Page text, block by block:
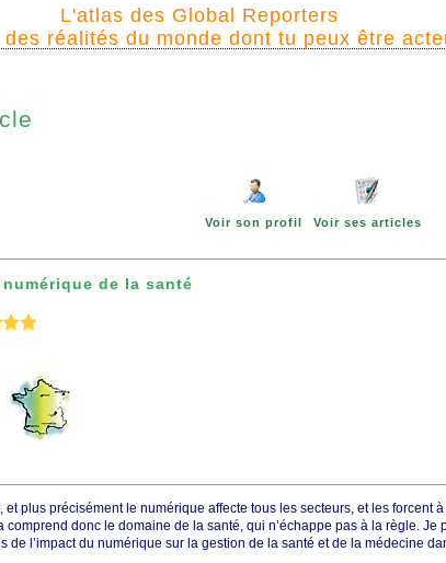
L'atlas des Global Reporters
des réalités du monde dont tu peux être
Voir son profil Voir ses articles
numérique de la santé
et plus précisément le numérique affecte tous les secteurs, et les forcent
comprend donc le domaine de la santé, qui n’échappe pas à la règle.
de l’impact du numérique sur la gestion de la santé et de la médecine